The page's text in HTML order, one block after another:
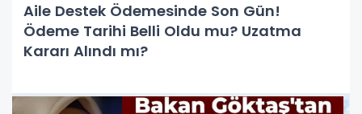
Aile Destek Ödemesinde Son Gün!
Ödeme Tarihi Belli Oldu mu? Uzatma
Kararı Alındı mı?